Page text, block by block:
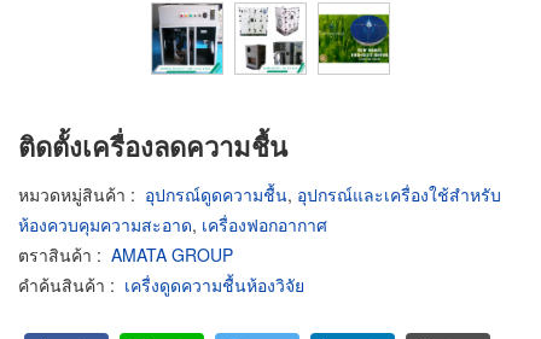
ติดตั้งเครื่องลดความชื้น
หมวดหมู่สินค้า : อุปกรณ์ดูดความชื้น, อุปกรณ์และเครื่องใช้สำหรับ
ห้องควบคุมความสะอาด, เครื่องฟอกอากาศ
ตราสินค้า : AMATA GROUP
คำค้นสินค้า : เครื่งดูดความชื้นห้องวิจัย